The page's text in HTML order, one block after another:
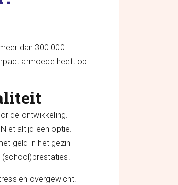
dan 300.000
armoede heeft op
de ontwikkeling.
altijd een optie.
geld in het gezin
(school)prestaties.
en overgewicht.